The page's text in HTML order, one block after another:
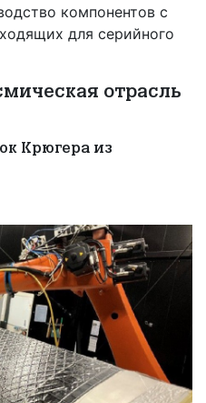
компонентов с
для серийного
отрасль
Крюгера из